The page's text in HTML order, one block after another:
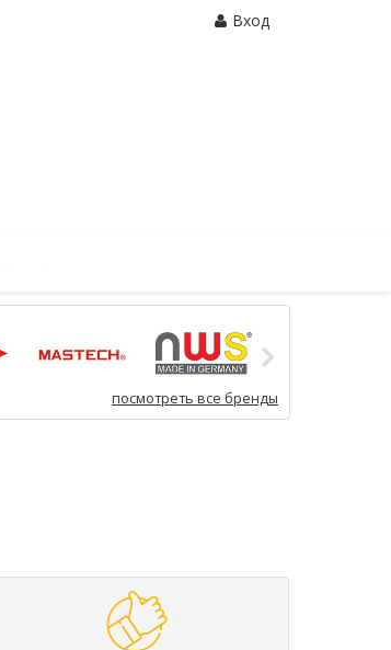
Вход
посмотреть все бренды